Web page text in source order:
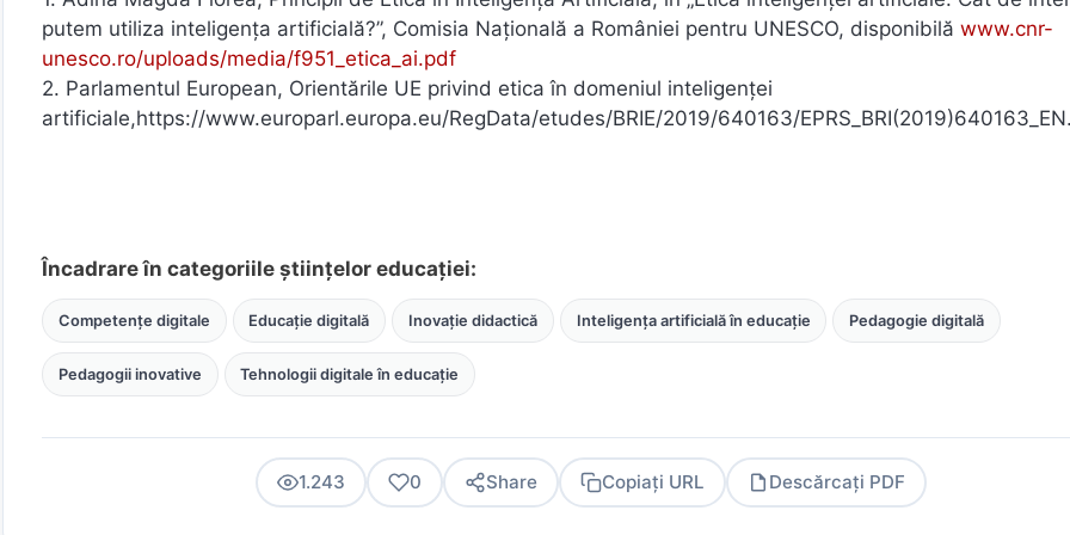
putem utiliza inteligența artificială?”, Comisia Națională a României pentru UNESCO, disponibilă www.cnr-
unesco.ro/uploads/media/f951_etica_ai.pdf
2. Parlamentul European, Orientările UE privind etica în domeniul inteligenței
artificiale,https://www.europarl.europa.eu/RegData/etudes/BRIE/2019/640163/
Încadrare în categoriile științelor educației:
Competențe digitale Educație digitală Inovație didactică Inteligența artificială în educație Pedagogie digitală
Pedagogii inovative Tehnologii digitale în educație
1.243 0 Share Copiați URL Descărcați PDF